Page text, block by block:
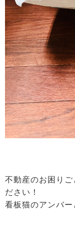
不動産のお困りご
ださい！
看板猫のアンバー